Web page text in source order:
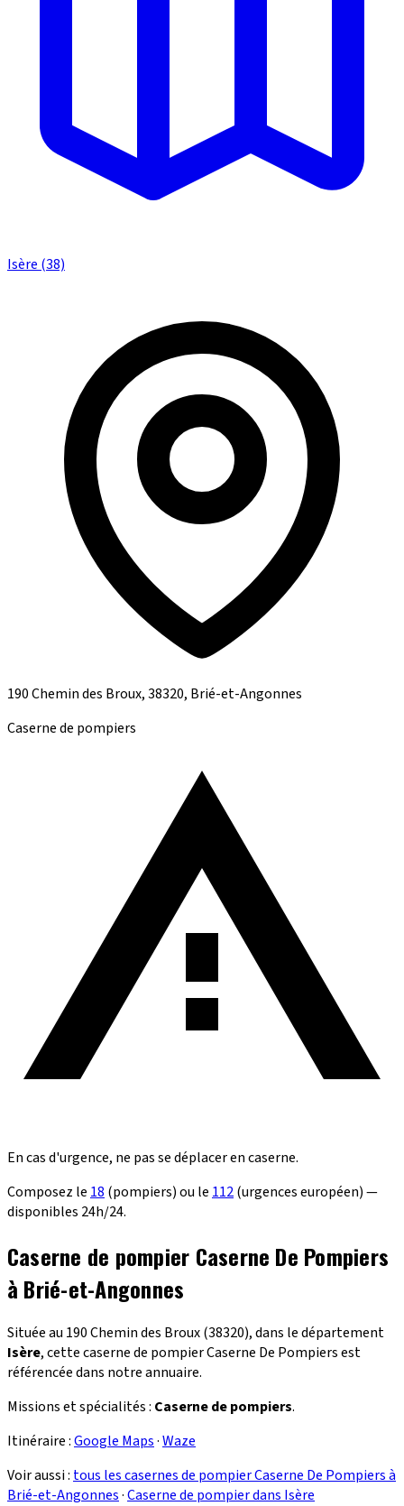
Isère (38)
190 Chemin des Broux, 38320, Brié-et-Angonnes
Caserne de pompiers
En cas d'urgence, ne pas se déplacer en caserne.
Composez le 18 (pompiers) ou le 112(urgences européen) —
disponibles 24h/24.
Caserne de pompier Caserne De Pompiers
à Brié-et-Angonnes
Située au 190 Chemin des Broux (38320), dans le département
Isère, cette caserne de pompier Caserne De Pompiers est
référencée dans notre annuaire.
Missions et spécialités : Caserne de pompiers.
Itinéraire :Google Maps·Waze
Voir aussi : tous les casernes de pompier Caserne De Pompiers à
Brié-et-Angonnes·Caserne de pompier dans Isère